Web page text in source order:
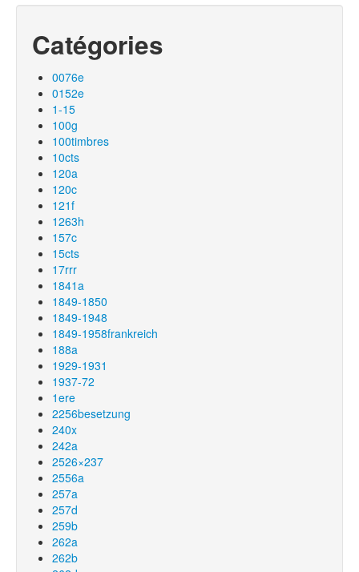
Catégories
0076e
0152e
1-15
100g
100timbres
10cts
120a
120c
121f
1263h
157c
15cts
17rrr
1841a
1849-1850
1849-1948
1849-1958frankreich
188a
1929-1931
1937-72
1ere
2256besetzung
240x
242a
2526×237
2556a
257a
257d
259b
262a
262b